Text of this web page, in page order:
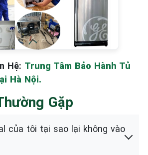
Hệ: Trung Tâm Bảo Hành Tủ
Hà Nội.
Gặp
của tôi tại sao lại không vào